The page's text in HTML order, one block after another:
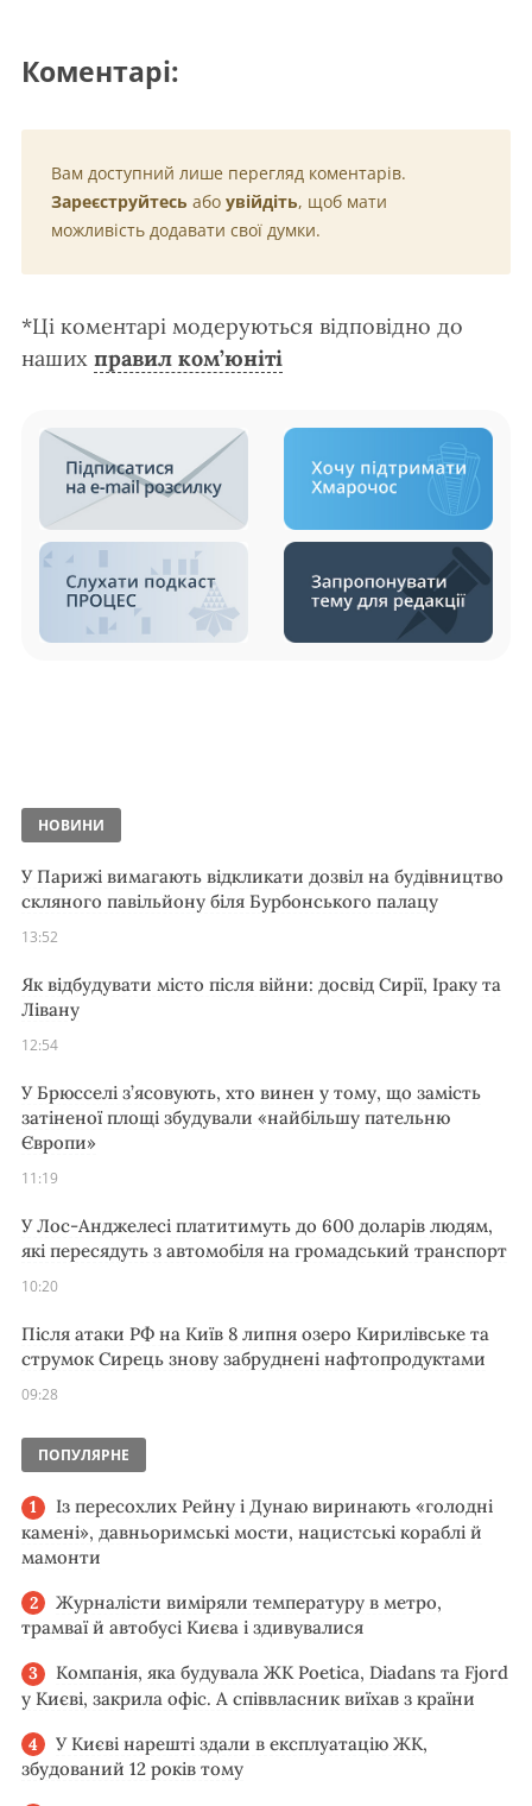
Коментарі:
Вам доступний лише перегляд коментарів.
Зареєструйтесь або увійдіть, щоб мати
можливість додавати свої думки.
*Ці коментарі модеруються відповідно до
наших правил ком’юніті
НОВИНИ
У Парижі вимагають відкликати дозвіл на будівництво
скляного павільйону біля Бурбонського палацу
13:52
Як відбудувати місто після війни: досвід Сирії, Іраку та
Лівану
12:54
У Брюсселі з’ясовують, хто винен у тому, що замість
затіненої площі збудували «найбільшу пательню
Європи»
11:19
У Лос-Анджелесі платитимуть до 600 доларів людям,
які пересядуть з автомобіля на громадський транспорт
10:20
Після атаки РФ на Київ 8 липня озеро Кирилівське та
струмок Сирець знову забруднені нафтопродуктами
09:28
ПОПУЛЯРНЕ
Із пересохлих Рейну і Дунаю виринають «голодні
камені», давньоримські мости, нацистські кораблі й
мамонти
Журналісти виміряли температуру в метро,
трамваї й автобусі Києва і здивувалися
Компанія, яка будувала ЖК Poetica, Diadans та Fjord
у Києві, закрила офіс. А співвласник виїхав з країни
У Києві нарешті здали в експлуатацію ЖК,
збудований 12 років тому